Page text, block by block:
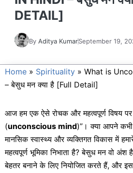
DETAIL]
By Aditya KumarSeptember 19,
Home » Spirituality » What is
– बेसुध मन क्या है [Full Detail]
आज हम एक ऐसे रोचक और महत्वपूर्ण विषय
(unconscious mind)”। क्या आपने
मानसिक स्वास्थ्य और व्यक्तिगत विकास में
महत्वपूर्ण भूमिका निभाता है? बेसुध मन वो
बेहतर बनाने के लिए नियोजित करते हैं, और